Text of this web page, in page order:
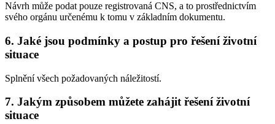
Návrh může podat pouze registrovaná CNS, a to prostřednictvím
svého orgánu určenému k tomu v základním dokumentu.
6. Jaké jsou podmínky a postup pro řešení životní
situace
Splnění všech požadovaných náležitostí.
7. Jakým způsobem můžete zahájit řešení životní
situace